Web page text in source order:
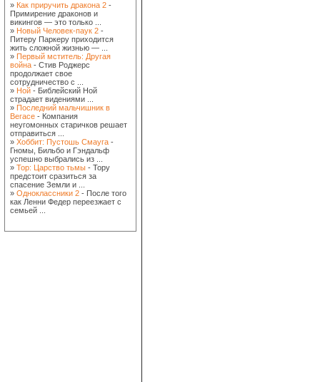
» Как приручить дракона 2 -
Примирение драконов и
викингов — это только ...
» Новый Человек-паук 2 -
Питеру Паркеру приходится
жить сложной жизнью — ...
» Первый мститель: Другая
война - Стив Роджерс
продолжает свое
сотрудничество с ...
» Ной - Библейский Ной
страдает видениями ...
» Последний мальчишник в
Вегасе - Компания
неугомонных старичков решает
отправиться ...
» Хоббит: Пустошь Смауга -
Гномы, Бильбо и Гэндальф
успешно выбрались из ...
» Тор: Царство тьмы - Тору
предстоит сразиться за
спасение Земли и ...
» Одноклассники 2 - После того
как Ленни Федер переезжает с
семьей ...